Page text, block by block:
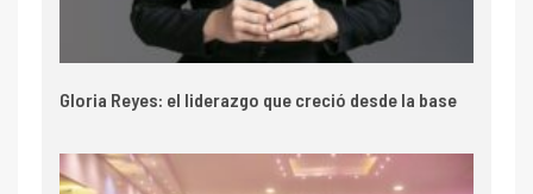
Gloria Reyes: el liderazgo que creció desde la base